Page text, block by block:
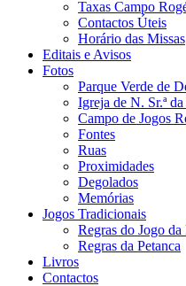
Taxas Campo
Contactos Úteis
Horário das Missas
Editais e Avisos
Fotos
Parque Verde de
Igreja de N. Sr.ª
Campo de Jogos
Fontes
Ruas
Proximidades
Degolados
Memórias
Jogos Tradicionais
Regras do Jogo da
Regras da Petanca
Livros
Contactos